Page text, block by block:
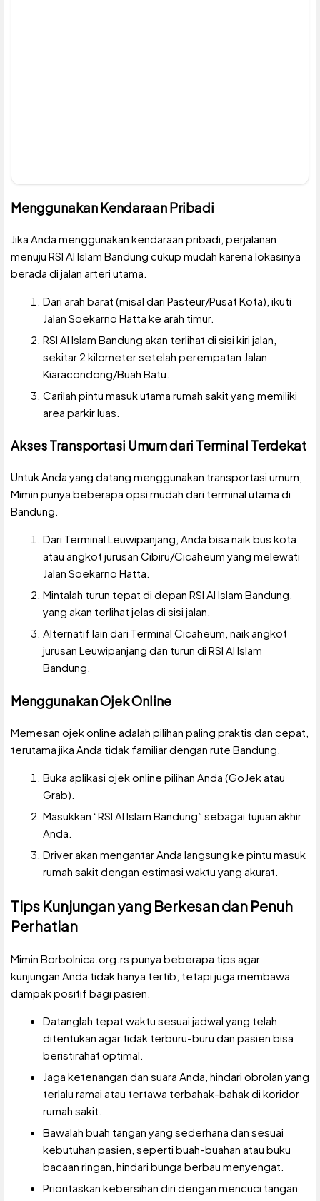
Menggunakan Kendaraan Pribadi
Jika Anda menggunakan kendaraan pribadi, perjalanan
menuju RSI Al Islam Bandung cukup mudah karena lokasinya
berada di jalan arteri utama.
Dari arah barat (misal dari Pasteur/Pusat Kota), ikuti
Jalan Soekarno Hatta ke arah timur.
RSI Al Islam Bandung akan terlihat di sisi kiri jalan,
sekitar 2 kilometer setelah perempatan Jalan
Kiaracondong/Buah Batu.
Carilah pintu masuk utama rumah sakit yang memiliki
area parkir luas.
Akses Transportasi Umum dari Terminal Terdekat
Untuk Anda yang datang menggunakan transportasi umum,
Mimin punya beberapa opsi mudah dari terminal utama di
Bandung.
Dari Terminal Leuwipanjang, Anda bisa naik bus kota
atau angkot jurusan Cibiru/Cicaheum yang melewati
Jalan Soekarno Hatta.
Mintalah turun tepat di depan RSI Al Islam Bandung,
yang akan terlihat jelas di sisi jalan.
Alternatif lain dari Terminal Cicaheum, naik angkot
jurusan Leuwipanjang dan turun di RSI Al Islam
Bandung.
Menggunakan Ojek Online
Memesan ojek online adalah pilihan paling praktis dan cepat,
terutama jika Anda tidak familiar dengan rute Bandung.
Buka aplikasi ojek online pilihan Anda (GoJek atau
Grab).
Masukkan “RSI Al Islam Bandung” sebagai tujuan akhir
Anda.
Driver akan mengantar Anda langsung ke pintu masuk
rumah sakit dengan estimasi waktu yang akurat.
Tips Kunjungan yang Berkesan dan Penuh
Perhatian
Mimin Borbolnica.org.rs punya beberapa tips agar
kunjungan Anda tidak hanya tertib, tetapi juga membawa
dampak positif bagi pasien.
Datanglah tepat waktu sesuai jadwal yang telah
ditentukan agar tidak terburu-buru dan pasien bisa
beristirahat optimal.
Jaga ketenangan dan suara Anda, hindari obrolan yang
terlalu ramai atau tertawa terbahak-bahak di koridor
rumah sakit.
Bawalah buah tangan yang sederhana dan sesuai
kebutuhan pasien, seperti buah-buahan atau buku
bacaan ringan, hindari bunga berbau menyengat.
Prioritaskan kebersihan diri dengan mencuci tangan